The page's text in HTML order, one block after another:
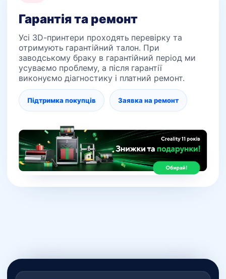
Гарантія та ремонт
Усі 3D-принтери проходять перевірку та
отримують гарантійний талон. При
заводському браку в гарантійний період ми
усуваємо проблему, а після гарантії
виконуємо діагностику і платний ремонт.
Підтримка покупців Заявка на ремонт